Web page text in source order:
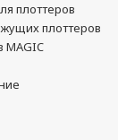
плоттеров
плоттеров
MAGIC